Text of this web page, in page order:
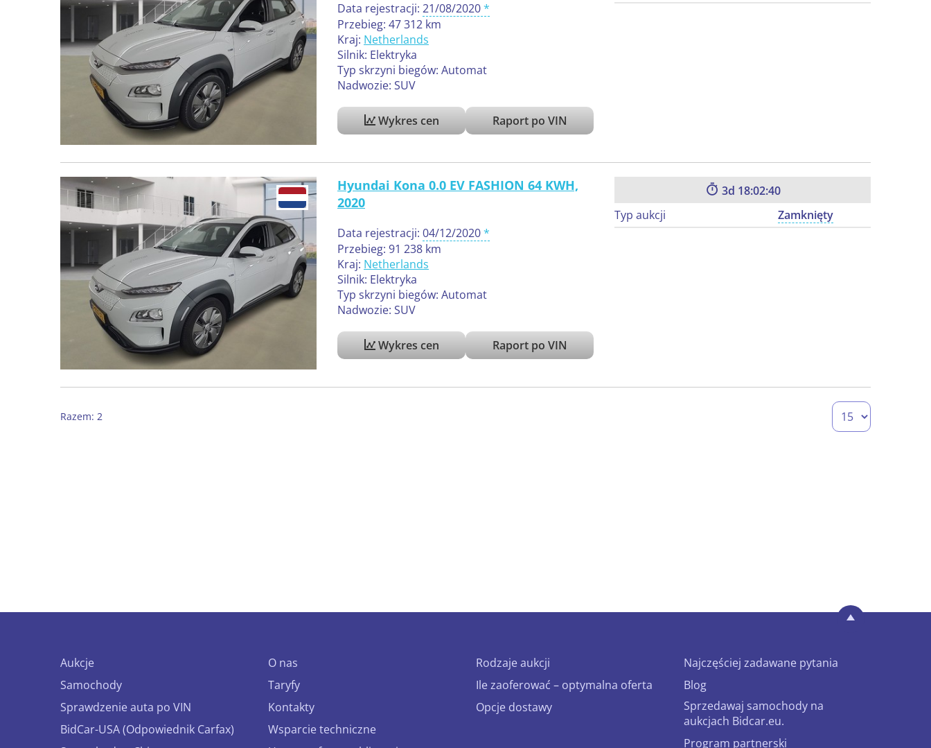
Data rejestracji: 21/08/2020
Przebieg: 47 312 km
Kraj: Netherlands
Silnik: Elektryka
Typ skrzyni biegów: Automat
Nadwozie: SUV
Wykres cen Raport po VIN
Hyundai Kona 0.0 EV FASHION 64 KWH,
2020
Data rejestracji: 04/12/2020
Przebieg: 91 238 km
Kraj: Netherlands
Silnik: Elektryka
Typ skrzyni biegów: Automat
Nadwozie: SUV
Wykres cen Raport po VIN
3
18:02:39
Typ aukcji
Zamknięty
Razem: 2
Aukcje
Samochody
Sprawdzenie auta po VIN
BidCar-USA (Odpowiednik Carfax)
O nas
Taryfy
Kontakty
Wsparcie techniczne
Rodzaje aukcji
Ile zaoferować – optymalna oferta
Opcje dostawy
Najczęściej zadawane pytania
Blog
Sprzedawaj samochody na
aukcjach Bidcar.eu.
Program partnerski